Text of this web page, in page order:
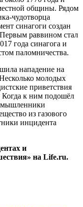
общины. Рядом
чудотворца
синагоги создан
раввином стал
года синагога и
паломничества.
нападение на
молодых
приветствия
Когда к ним подошёл
из газового
инцидента
и
на Life.ru.